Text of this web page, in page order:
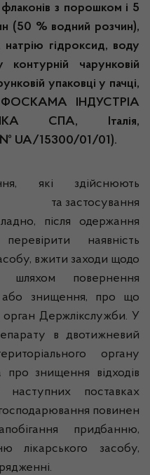
флаконів з порошком і 5
(50 % водний розчин),
натрію гідроксид, воду
чарунковій
упаковці у пачці,
ФОСКАМА ІНДУСТРІА
СПА, Італія,
№ UA/15300/01/01).
які здійснюють
та застосування
після одержання
наявність
вжити заходи щодо
повернення
або знищення, про що
орган Держлікслужби. У
в двотижневий
органу
знищення відходів
наступних поставках
повинен
придбанню,
лікарського засобу,